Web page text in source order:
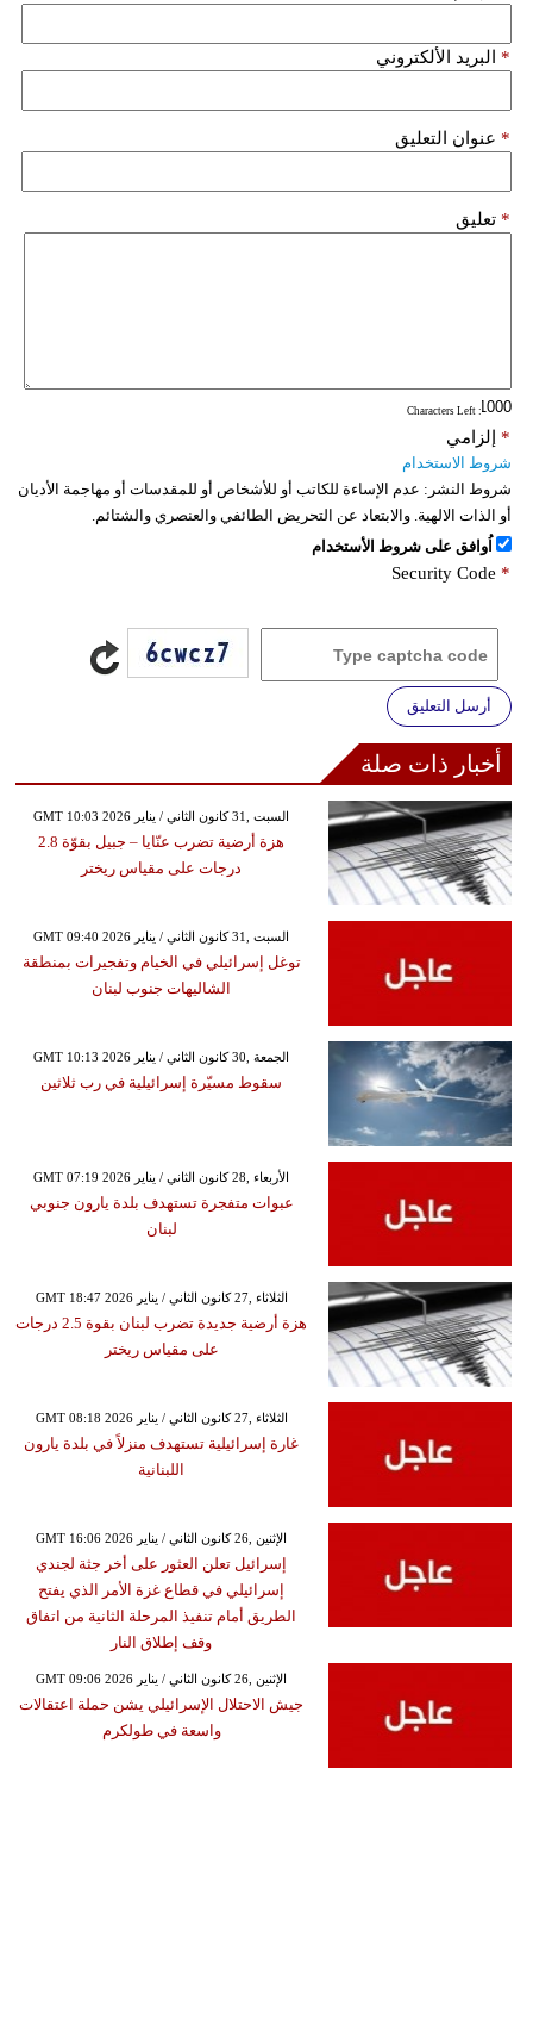
البريد الألكتروني *
عنوان التعليق *
تعليق *
: Characters Left
إلزامي *
شروط الاستخدام
شروط النشر: عدم الإساءة للكاتب أو للأشخاص أو للمقدسات أو مهاجمة الأديان
أو الذات الالهية. والابتعاد عن التحريض الطائفي والعنصري والشتائم.
اُوافق على شروط الأستخدام
Security Code *
أرسل التعليق
أخبار ذات صلة
GMT 10:03 2026 السبت ,31 كانون الثاني / يناير
هزة أرضية تضرب عنّايا – جبيل بقوّة 2.8
درجات على مقياس ريختر
GMT 09:40 2026 السبت ,31 كانون الثاني / يناير
توغل إسرائيلي في الخيام وتفجيرات بمنطقة
الشاليهات جنوب لبنان
GMT 10:13 2026 الجمعة ,30 كانون الثاني / يناير
سقوط مسيّرة إسرائيلية في رب ثلاثين
GMT 07:19 2026 الأربعاء ,28 كانون الثاني / يناير
عبوات متفجرة تستهدف بلدة يارون جنوبي
لبنان
GMT 18:47 2026 الثلاثاء ,27 كانون الثاني / يناير
هزة أرضية جديدة تضرب لبنان بقوة 2.5 درجات
على مقياس ريختر
GMT 08:18 2026 الثلاثاء ,27 كانون الثاني / يناير
غارة إسرائيلية تستهدف منزلاً في بلدة يارون
اللبنانية
GMT 16:06 2026 الإثنين ,26 كانون الثاني / يناير
إسرائيل تعلن العثور على أخر جثة لجندي
إسرائيلي في قطاع غزة الأمر الذي يفتح
الطريق أمام تنفيذ المرحلة الثانية من اتفاق
وقف إطلاق النار
GMT 09:06 2026 الإثنين ,26 كانون الثاني / يناير
جيش الاحتلال الإسرائيلي يشن حملة اعتقالات
واسعة في طولكرم